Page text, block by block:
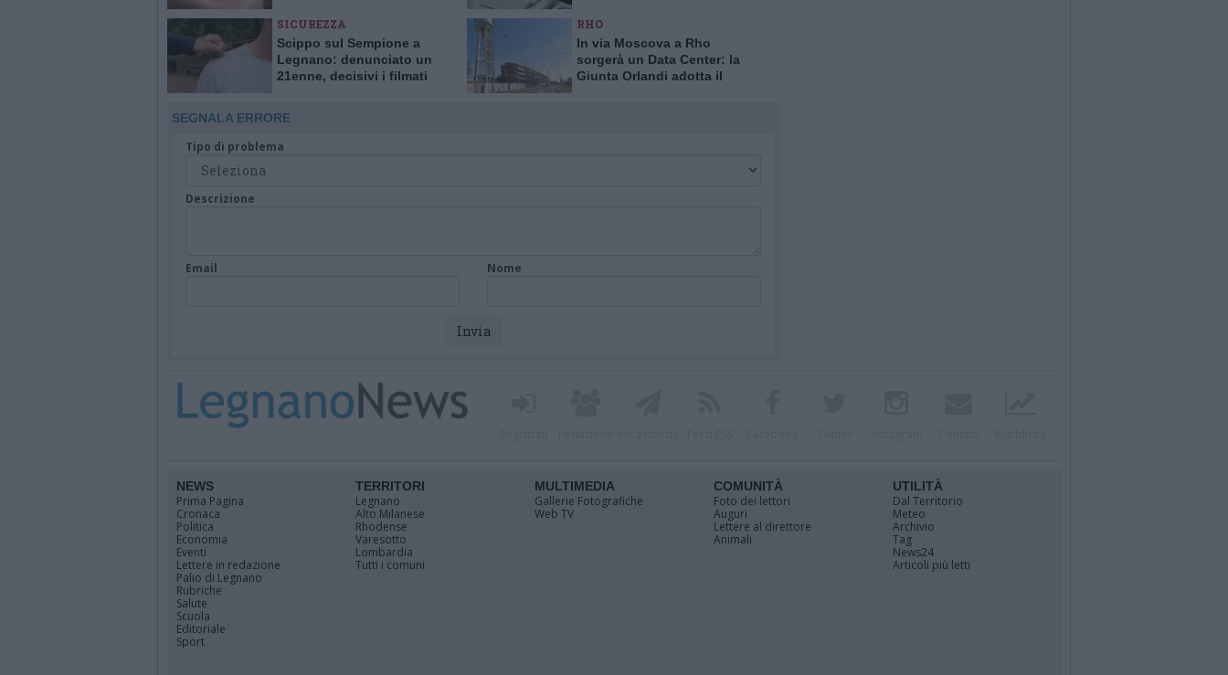
SICUREZZA
Scippo sul Sempione a
Legnano: denunciato un
21enne, decisivi i filmati
RHO
In via Moscova a Rho
sorgerà un Data Center: la
Giunta Orlandi adotta il
SEGNALA ERRORE
Tipo di problema
Descrizione
Email Nome
NEWS
Prima Pagina
Cronaca
Politica
Economia
Eventi
Lettere in redazione
Palio di Legnano
Rubriche
Salute
Scuola
Editoriale
Sport
TERRITORI
Legnano
Alto Milanese
Rhodense
Varesotto
Lombardia
Tutti i comuni
MULTIMEDIA
Gallerie Fotografiche
Web TV
COMUNITÀ
Foto dei lettori
Auguri
Lettere al direttore
Animali
UTILITÀ
Dal Territorio
Meteo
Archivio
Tag
News24
Articoli più letti